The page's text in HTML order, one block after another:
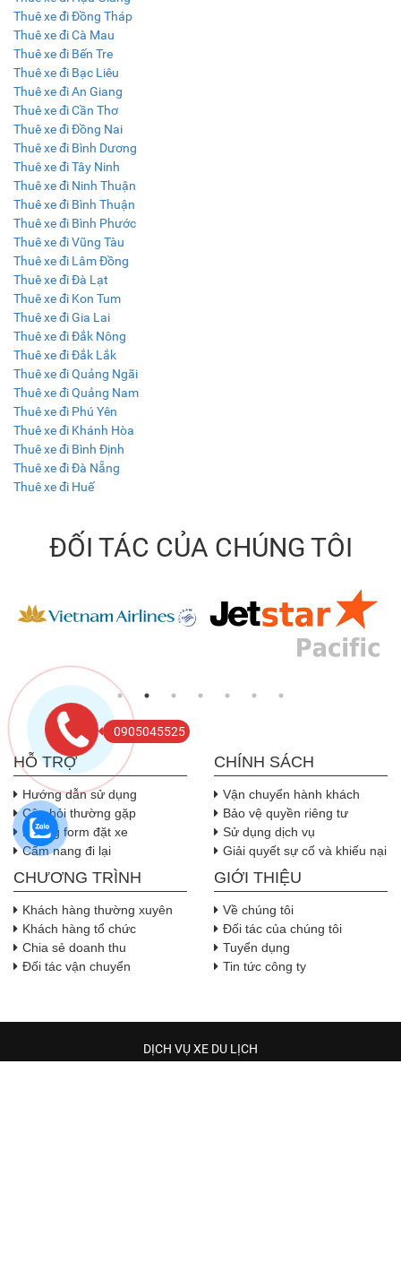
Thuê xe đi Đồng Tháp
Thuê xe đi Cà Mau
Thuê xe đi Bến Tre
Thuê xe đi Bạc Liêu
Thuê xe đi An Giang
Thuê xe đi Cần Thơ
Thuê xe đi Đồng Nai
Thuê xe đi Bình Dương
Thuê xe đi Tây Ninh
Thuê xe đi Ninh Thuận
Thuê xe đi Bình Thuận
Thuê xe đi Bình Phước
Thuê xe đi Vũng Tàu
Thuê xe đi Lâm Đồng
Thuê xe đi Đà Lạt
Thuê xe đi Kon Tum
Thuê xe đi Gia Lai
Thuê xe đi Đắk Nông
Thuê xe đi Đắk Lắk
Thuê xe đi Quảng Ngãi
Thuê xe đi Quảng Nam
Thuê xe đi Phú Yên
Thuê xe đi Khánh Hòa
Thuê xe đi Bình Định
Thuê xe đi Đà Nẵng
Thuê xe đi Huế
ĐỐI TÁC CỦA CHÚNG TÔI
HỖ TRỢ
Hướng dẫn sử dụng
Câu hỏi thường gặp
Nhúng form đặt xe
Cẩm nang đi lại
CHÍNH SÁCH
Vận chuyển hành khách
Bảo vệ quyền riêng tư
Sử dụng dịch vụ
Giải quyết sự cố và khiếu nại
CHƯƠNG TRÌNH
Khách hàng thường xuyên
Khách hàng tổ chức
Chia sẻ doanh thu
Đối tác vận chuyển
GIỚI THIỆU
Về chúng tôi
Đối tác của chúng tôi
Tuyển dụng
Tin tức công ty
DỊCH VỤ XE DU LỊCH
0905045525